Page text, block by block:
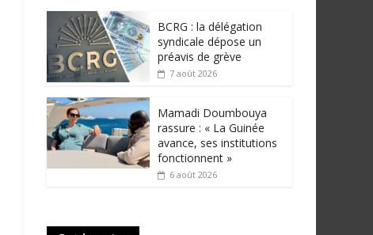
BCRG : la délégation
syndicale dépose un
préavis de grève
7 août 2026
Mamadi Doumbouya
rassure : « La Guinée
avance, ses institutions
fonctionnent »
6 août 2026